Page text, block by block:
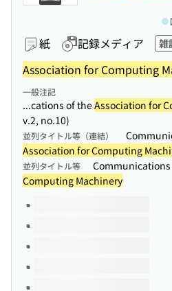
紙 記録メディア 雑
Association for Computing
一般注記
...cations of theAssociation for
v.2, no.10)
並列タイトル等（連結）
Association for Computing
並列タイトル等
Computing Machinery
このタイトルの巻号